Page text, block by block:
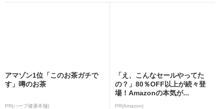
アマゾン1位「このお茶ガチで
す」噂のお茶
PR(ハーブ健康本舗)
「え、こんなセールやってた
の？」80％OFF以上が続々登
場！Amazonの本気が...
PR(Amazon)